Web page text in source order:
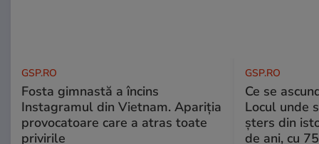
GSP.RO
Fosta gimnastă a încins
Instagramul din Vietnam. Apariția
provocatoare care a atras toate
privirile
GSP.RO
Ce se
Locul unde
șters din
de ani, cu